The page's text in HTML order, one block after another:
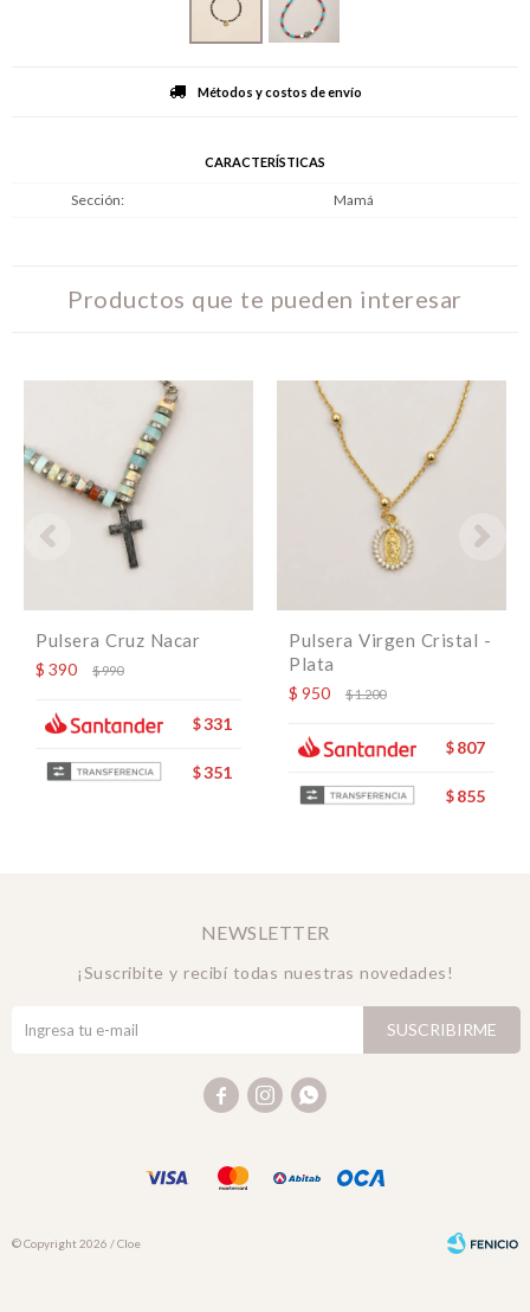
Métodos y costos de envío
CARACTERÍSTICAS
Sección Mamá
Productos que te pueden interesar
Pulsera Cruz Nacar
$ 390 $990
$331
$351
Pulsera Virgen Cristal -
Plata
$ 950 $1.200
$ 807
$ 855
NEWSLETTER
¡Suscribite y recibí todas nuestras novedades!
SUSCRIBIRME
  
© Copyright 2026 / Cloe